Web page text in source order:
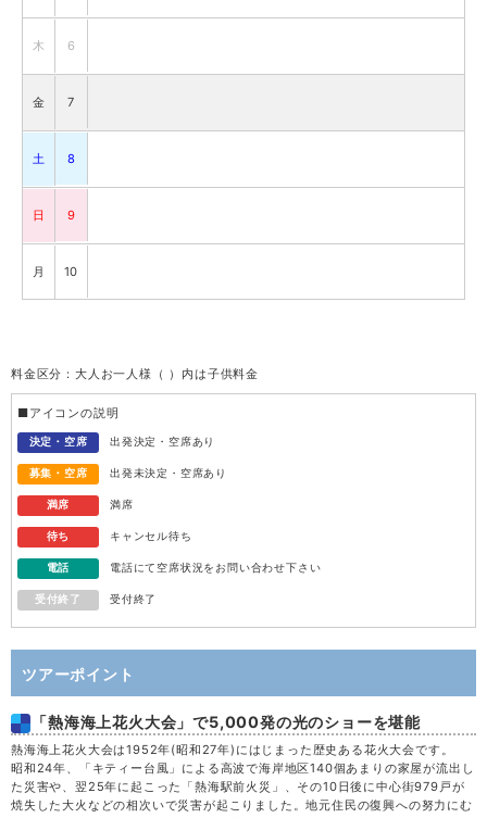
木 6
金 7
土 8
日 9
月 10
水 12
木 13
金 14
日 16
月 17
火 18
水 19
料金区分：大人お一人様（ ）内は子供料金
■アイコンの説明
決定・空席 出発決定・空席あり
募集・空席 出発未決定・空席あり
満席 満席
待ち キャンセル待ち
電話 電話にて空席状況をお問い合わせ下さい
受付終了 受付終了
ツアーポイント
「熱海海上花火大会」で5,000発の光のショーを堪能
熱海海上花火大会は1952年(昭和27年)にはじまった歴史ある花火大会です。
昭和24年、「キティー台風」による高波で海岸地区140個あまりの家屋が流出し
た災害や、翌25年に起こった「熱海駅前火災」、その10日後に中心街979戸が
焼失した大火などの相次いで災害が起こりました。地元住民の復興への努力にむ